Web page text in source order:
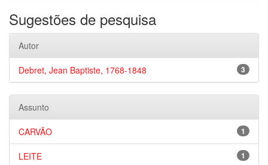
Sugestões de pesquisa
Autor
3
Debret, Jean Baptiste, 1768-1848
Assunto
1
CARVÃO
1
LEITE